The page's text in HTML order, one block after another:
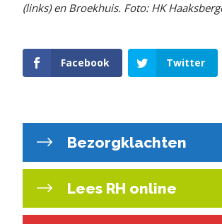
(links) en Broekhuis. Foto: HK
Facebook Twitter
Bezorgklachten
Lees RH online